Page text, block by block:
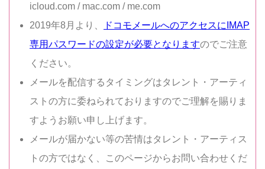
icloud.com / mac.com / me.com
2019年8月より、
ドコモメールへのアクセスにIMAP
専用パスワードの設定が必要となりますのでご注意
ください。
メールを配信するタイミングはタレント・アーティ
ストの方に委ねられておりますのでご理解を賜りま
すようお願い申し上げます。
メールが届かない等の苦情はタレント・アーティス
トの方ではなく、このページからお問い合わせくだ